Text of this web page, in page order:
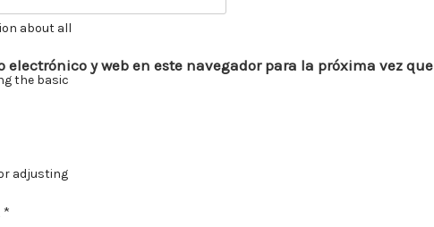
electrónico y web en este navegador para la próxima vez que
*